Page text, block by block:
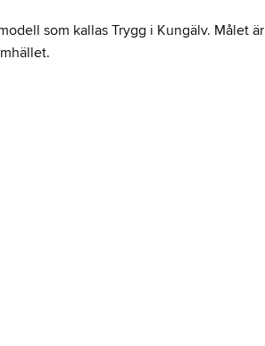
som kallas Trygg i Kungälv. Målet är